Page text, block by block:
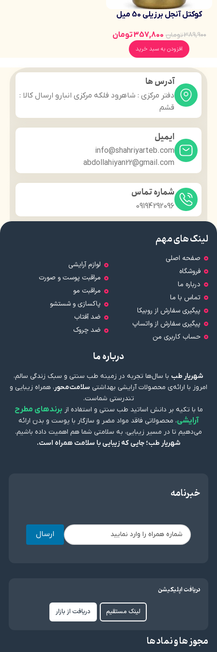
کوکتل آنجل برزیلی 50 میل
اثر موادکراتین بوتاکس،
ریباندینگ برای انواع تراپی‌ها
389,900تومان 357,800تومان
افزودن به سبد خرید
آدرس ها
دفتر مرکزی : شاهرود فلکه مرکزی انبارو ارسال کالا :
قشم
ایمیل
info@shahriyarteb.com
abdollahiyan22@gmail.com
شماره تماس
09194292096
لینک های مهم
صفحه اصلی
فروشگاه
درباره ما
تماس با ما
پیگیری سفارش از روبیکا
پیگیری سفارش از واتساپ
حساب کاربری من
لوازم آرایشی
مراقبت پوست و صورت
مراقبت مو
پاکسازی و شستشو
ضد آفتاب
ضد چروک
درباره ما
شهریار طب با سال‌ها تجربه در زمینه طب سنتی و سبک زندگی سالم،
امروز با ارائه‌ی محصولات آرایشی بهداشتی سلامت‌محور، همراه زیبایی و
تندرستی شماست.
ما با تکیه بر دانش اساتید طب سنتی و استفاده از برندهای مطرح
آرایشی، محصولاتی فاقد مواد مضر و سازگار با پوست و بدن ارائه
می‌دهیم تا در مسیر زیبایی، به سلامتی شما هم اهمیت داده باشیم.
شهریار طب؛ جایی که زیبایی با سلامت همراه است.
خبرنامه
ارسال
دریافت اپلیکیشن
لینک مستقیم دریافت از بازار
مجوز ها و نماد ها